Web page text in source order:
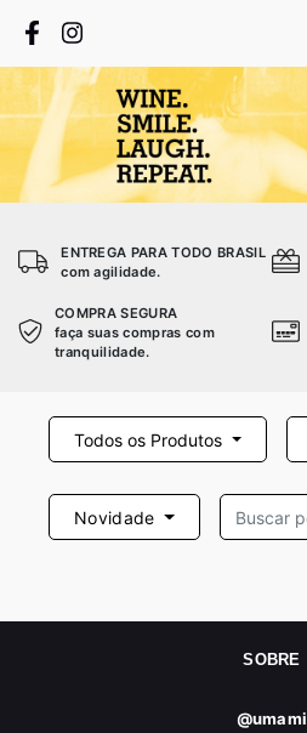
ENTREGA PARA TODO BRASIL
com agilidade.
COMPRA SEGURA
faça suas compras com
tranquilidade.
Todos os Produtos
Novidade
SOBRE
@umami